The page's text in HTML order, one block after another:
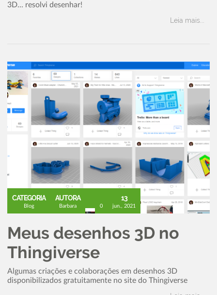
3D... resolvi desenhar!
Leia mais...
CATEGORIA
Blog
AUTORA
Barbara 0
13
jun., 2021
Meus desenhos 3D no
Thingiverse
Algumas criações e colaborações em desenhos 3D
disponibilizados gratuitamente no site do Thingiverse